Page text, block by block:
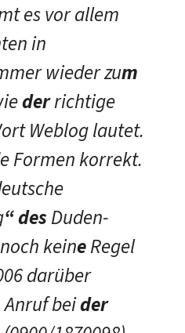
es vor allem
in
wieder zum
derrichtige
Weblog lautet.
Formen korrekt.
“ desDuden-
keineRegel
darüber
Anruf beider